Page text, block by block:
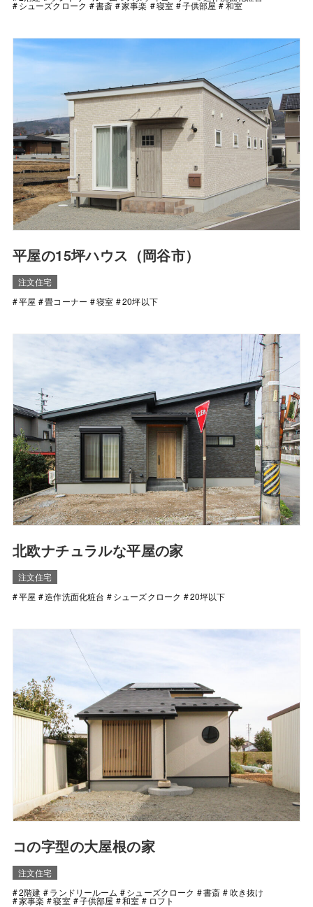
シューズクローク 書斎 家事楽 寝室 子供部屋 和室
平屋の15坪ハウス（岡谷市）
注文住宅
平屋
畳コーナー 寝室 20坪以下
北欧ナチュラルな平屋の家
注文住宅
平屋
造作洗面化粧台 シューズクローク 20坪以下
コの字型の大屋根の家
注文住宅
2階建
ランドリールーム シューズクローク 書斎 吹き抜け
家事楽 寝室 子供部屋 和室 ロフト